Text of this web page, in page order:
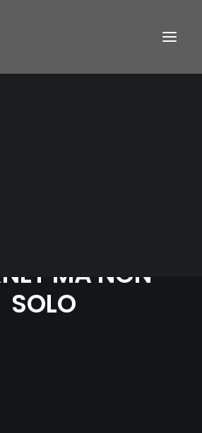
MA NON
SOLO